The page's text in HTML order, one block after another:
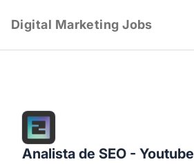
Digital Marketing Jobs
Analista de SEO - Youtube